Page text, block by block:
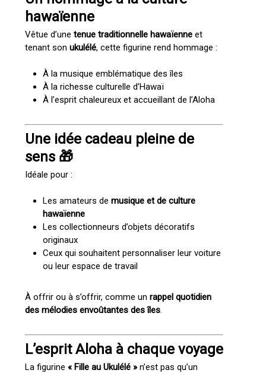
hawaïenne
Vêtue d’une tenue traditionnelle hawaïenneet
tenant son ukulélé, cette figurine rend hommage :
À la musique emblématique des îles
À la richesse culturelle d’Hawaï
À l’esprit chaleureux et accueillant de l’Aloha
Une idée cadeau pleine de
sens 🎁
Idéale pour :
Les amateurs de musique et de culture
hawaïenne
Les collectionneurs d’objets décoratifs
originaux
Ceux qui souhaitent personnaliser leur voiture
ou leur espace de travail
À offrir ou à s’offrir, comme un rappel quotidien
des mélodies envoûtantes des îles.
L’esprit Aloha à chaque voyage
La figurine « Fille au Ukulélé »n’est pas qu’un